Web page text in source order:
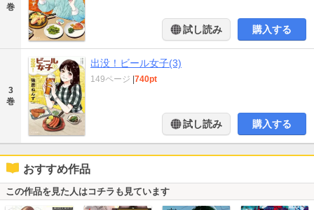
巻
試し読み 購入する
3
巻
出没！ビール女子(3)
149ページ |740pt
試し読み 購入する
おすすめ作品
この作品を見た人はコチラも見ています